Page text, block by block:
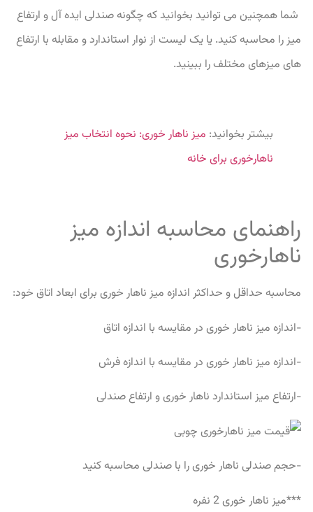
شما همچنین می توانید بخوانید که چگونه صندلی ایده آل و ارتفاع
میز را محاسبه کنید. یا یک لیست از نوار استاندارد و مقابله با ارتفاع
های میزهای مختلف را ببینید.
بیشتر بخوانید: میز ناهار خوری: نحوه انتخاب میز
ناهارخوری برای خانه
راهنمای محاسبه اندازه میز
ناهارخوری
محاسبه حداقل و حداکثر اندازه میز ناهار خوری برای ابعاد اتاق خود:
-اندازه میز ناهار خوری در مقایسه با اندازه اتاق
-اندازه میز ناهار خوری در مقایسه با اندازه فرش
-ارتفاع میز استاندارد ناهار خوری و ارتفاع صندلی
-حجم صندلی ناهار خوری را با صندلی محاسبه کنید
***میز ناهار خوری 2 نفره